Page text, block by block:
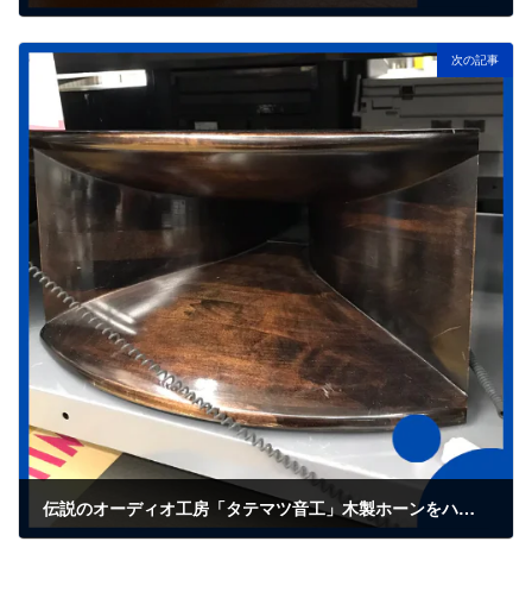
次の記事
伝説のオーディオ工房「タテマツ音工」木製ホーンをハードオフ旭川パルプ店で発見！